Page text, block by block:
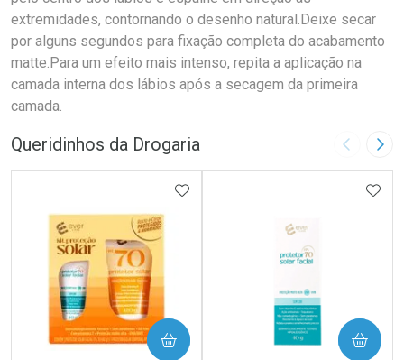
extremidades, contornando o desenho natural.Deixe secar
por alguns segundos para fixação completa do acabamento
matte.Para um efeito mais intenso, repita a aplicação na
camada interna dos lábios após a secagem da primeira
camada.
Queridinhos da Drogaria Imagem
ADICIONAR AOS FAVORITOS
COMPRAR COMPRAR